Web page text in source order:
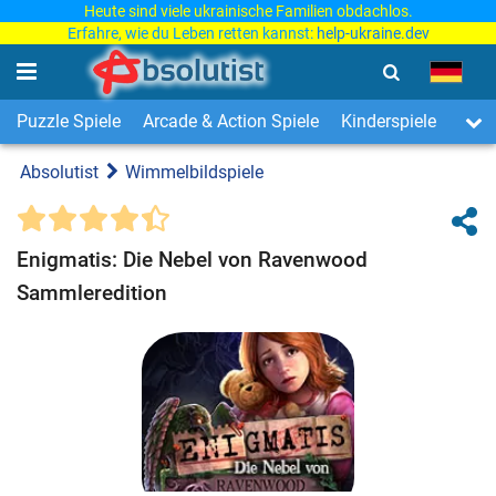
Heute sind viele ukrainische Familien obdachlos.
Erfahre, wie du Leben retten kannst: help-ukraine.dev
Puzzle Spiele Arcade & Action Spiele Kinderspiele 3-
Absolutist Wimmelbildspiele
Enigmatis: Die Nebel von Ravenwood
Sammleredition